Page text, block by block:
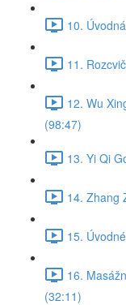
10.
11.
12. Wu
(98:47)
13. Yi Qi
14. Zhang
15.
16.
(32:11)